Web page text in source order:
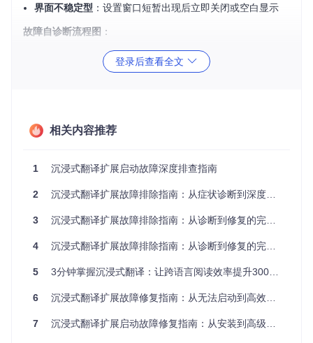
界面不稳定型 ：设置窗口短暂出现后立即关闭或空白显示
故障自诊断流程图 ：
点击扩展图标 → 无反应 → 检查扩展是否启用
有加载动画但卡住 → 打开浏览器开发者工具查看错误
确认"沉浸式翻译"扩展已启用，无"错误"标记
点击扩展下方的"背景页"链接
预期结果：控制台无TypeError、Load failed等错误提
单，其实有时扩展可能被隐藏在菜单中而非完全故障。
登录后查看全文
相关内容推荐
1 沉浸式翻译扩展启动故障深度排查指南
2 沉浸式翻译扩展故障排除指南：从症状诊断到深度修复
3 沉浸式翻译扩展故障排除指南：从诊断到修复的完整路径
4 沉浸式翻译扩展故障排除指南：从诊断到修复的完整方案
5 3分钟掌握沉浸式翻译：让跨语言阅读效率提升300%的实用指南
6 沉浸式翻译扩展故障修复指南：从无法启动到高效使用的完整解决方案
7 沉浸式翻译扩展启动故障修复指南：从安装到高级排错的全方位解决方案